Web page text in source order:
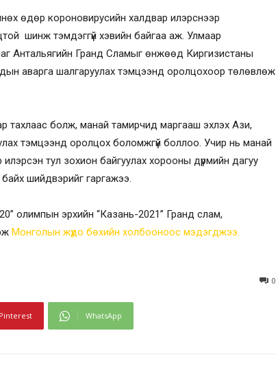
өдөр короновирусийн халдвар илэрснээр
шинж тэмдэггүй хэвийн байгаа аж. Улмаар
Антальягийн Гранд Сламыг өнжөөд Киргизистаны
аварга шалгаруулах тэмцээнд оролцохоор төлөвлөж
тахлаас болж, манай тамирчид маргааш эхлэх Ази,
тэмцээнд оролцох боломжгүй боллоо. Учир нь манай
тул зохион байгуулах хорооны дүрмийн дагуу
шийдвэрийг гаргажээ.
олимпын эрхийн “Казань-2021” Гранд слам,
Монголын жүдо бөхийн холбооноос мэдэгджээ.
0
Pinterest WhatsApp